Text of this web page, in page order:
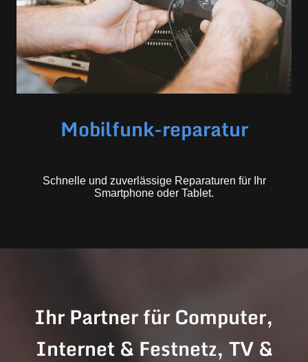
Mobilfunk-reparatur
Schnelle und zuverlässige Reparaturen für Ihr
Smartphone oder Tablet.
Ihr Partner für Computer,
Internet & Festnetz, TV &